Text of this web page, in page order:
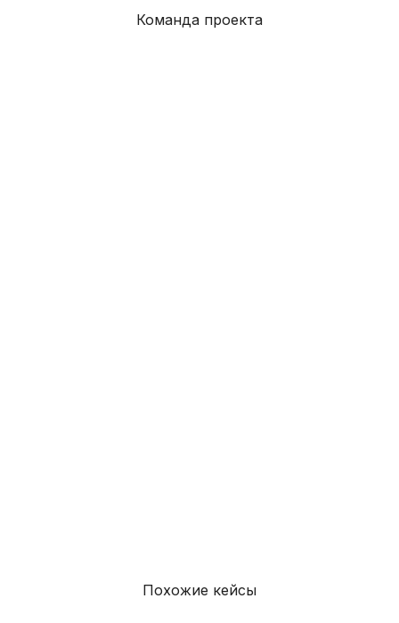
Команда проекта
Похожие кейсы
[ Оставить заявку на проект ]